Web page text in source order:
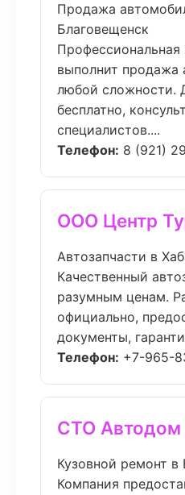
Продажа
Благовещенск
Профессиональная
выполнит продажа
любой сложности.
бесплатно,
специалистов....
Телефон: 8 (921)
ООО Центр
Автозапчасти в
Качественный
разумным ценам.
официально,
документы,
Телефон: +7-965-
СТО Автодом
Кузовной ремонт в
Компания